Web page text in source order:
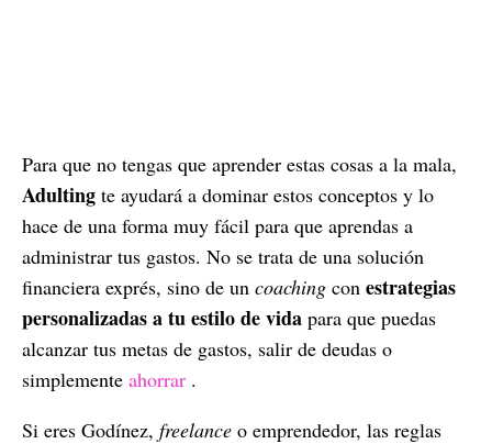
Para que no tengas que aprender estas cosas a la mala,
Adulting te ayudará a dominar estos conceptos y lo
hace de una forma muy fácil para que aprendas a
administrar tus gastos. No se trata de una solución
financiera exprés, sino de un coaching con estrategias
personalizadas a tu estilo de vida para que puedas
alcanzar tus metas de gastos, salir de deudas o
simplemente ahorrar .
Si eres Godínez, freelance o emprendedor, las reglas